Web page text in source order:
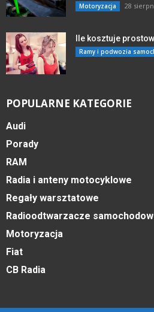
Motoryzacja 28
Ile kosztuje
Ramy i podwozia
POPULARNE KATEGORIE
Audi
Porady
RAM
Radia i anteny motocyklowe
Regały warsztatowe
Radioodtwarzacze
Motoryzacja
Fiat
CB Radia